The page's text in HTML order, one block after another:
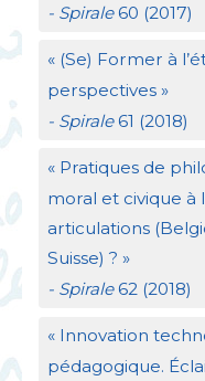
- Spirale60 (2017)
« (Se) Former à
perspectives »
- Spirale61 (2018)
« Pratiques de
moral et civique à
articulations
Suisse) ? »
- Spirale62 (2018)
« Innovation
pédagogique.